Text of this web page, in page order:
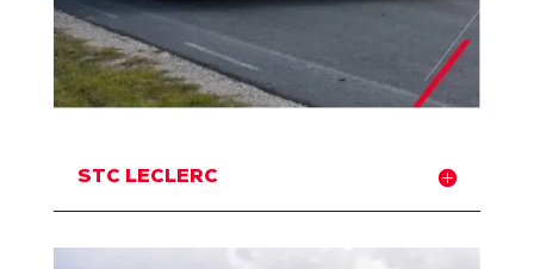
STC LECLERC